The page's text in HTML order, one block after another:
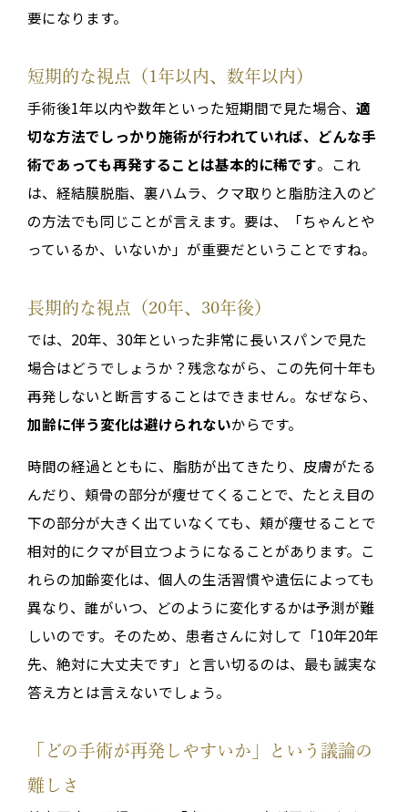
要になります。
短期的な視点（1年以内、数年以内）
手術後1年以内や数年といった短期間で見た場合、 適
切な方法でしっかり施術が行われていれば、どんな手
術であっても再発することは基本的に稀です。これ
は、経結膜脱脂、裏ハムラ、クマ取りと脂肪注入のど
の方法でも同じことが言えます。要は、「ちゃんとや
っているか、いないか」が重要だということですね。
長期的な視点（20年、30年後）
では、20年、30年といった非常に長いスパンで見た
場合はどうでしょうか？残念ながら、この先何十年も
再発しないと断言することはできません。なぜなら、
加齢に伴う変化は避けられないからです。
時間の経過とともに、脂肪が出てきたり、皮膚がたる
んだり、頬骨の部分が痩せてくることで、たとえ目の
下の部分が大きく出ていなくても、頬が痩せることで
相対的にクマが目立つようになることがあります。こ
れらの加齢変化は、個人の生活習慣や遺伝によっても
異なり、誰がいつ、どのように変化するかは予測が難
しいのです。そのため、患者さんに対して「10年20年
先、絶対に大丈夫です」と言い切るのは、最も誠実な
答え方とは言えないでしょう。
「どの手術が再発しやすいか」という議論の
難しさ